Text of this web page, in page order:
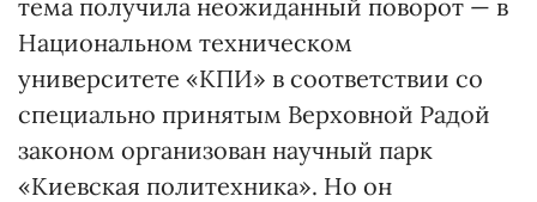
тема получила неожиданный поворот — в
Национальном техническом
университете «КПИ» в соответствии со
специально принятым Верховной Радой
законом организован научный парк
«Киевская политехника». Но он